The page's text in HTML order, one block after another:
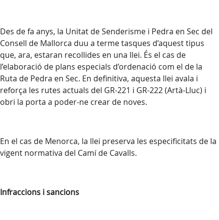
Des de fa anys, la Unitat de Senderisme i Pedra en Sec del
Consell de Mallorca duu a terme tasques d’aquest tipus
que, ara, estaran recollides en una llei. És el cas de
l’elaboració de plans especials d’ordenació com el de la
Ruta de Pedra en Sec. En definitiva, aquesta llei avala i
reforça les rutes actuals del GR-221 i GR-222 (Artà-Lluc) i
obri la porta a poder-ne crear de noves.
En el cas de Menorca, la llei preserva les especificitats de la
vigent normativa del Camí de Cavalls.
Infraccions i sancions